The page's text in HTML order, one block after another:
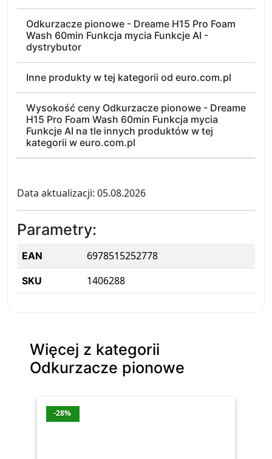
Odkurzacze pionowe - Dreame H15 Pro Foam
Wash 60min Funkcja mycia Funkcje AI -
dystrybutor
Inne produkty w tej kategorii od euro.com.pl
Wysokość ceny Odkurzacze pionowe - Dreame
H15 Pro Foam Wash 60min Funkcja mycia
Funkcje AI na tle innych produktów w tej
kategorii w euro.com.pl
Data aktualizacji: 05.08.2026
Parametry:
EAN 6978515252778
SKU 1406288
Więcej z kategorii
Odkurzacze pionowe
-28%